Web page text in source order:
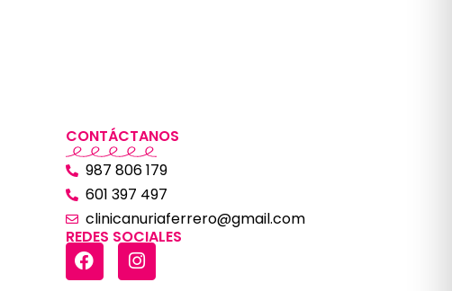
CONTÁCTANOS
987 806 179
601 397 497
clinicanuriaferrero@gmail.com
REDES SOCIALES